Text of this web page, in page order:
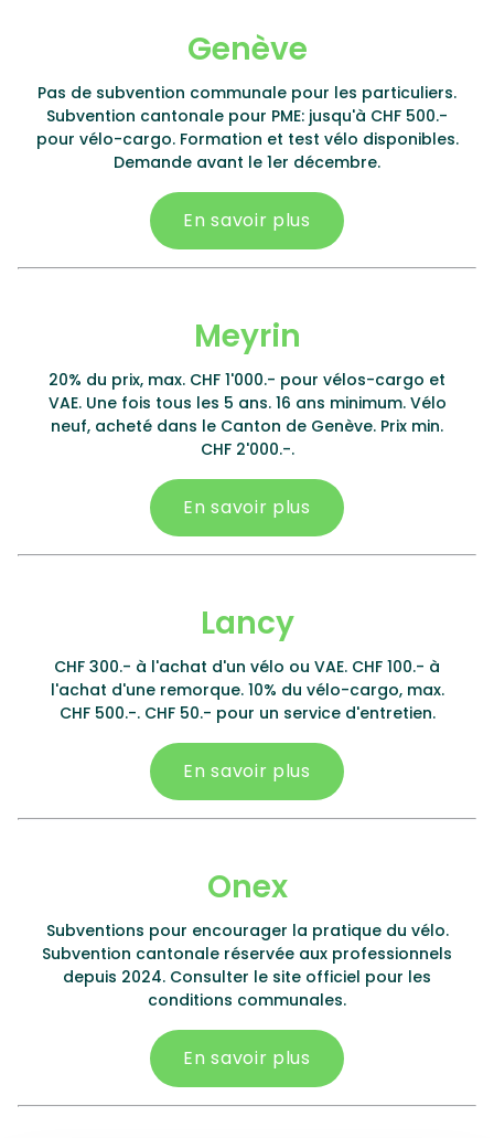
Genève
Pas de subvention communale pour les particuliers.
Subvention cantonale pour PME: jusqu'à CHF 500.-
pour vélo-cargo. Formation et test vélo disponibles.
Demande avant le 1er décembre.
En savoir plus
Meyrin
20% du prix, max. CHF 1'000.- pour vélos-cargo et
VAE. Une fois tous les 5 ans. 16 ans minimum. Vélo
neuf, acheté dans le Canton de Genève. Prix min.
CHF 2'000.-.
En savoir plus
Lancy
CHF 300.- à l'achat d'un vélo ou VAE. CHF 100.- à
l'achat d'une remorque. 10% du vélo-cargo, max.
CHF 500.-. CHF 50.- pour un service d'entretien.
En savoir plus
Onex
Subventions pour encourager la pratique du vélo.
Subvention cantonale réservée aux professionnels
depuis 2024. Consulter le site officiel pour les
conditions communales.
En savoir plus